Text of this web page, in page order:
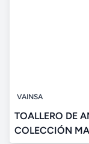
VAINSA
TOALLERO DE
COLECCIÓN